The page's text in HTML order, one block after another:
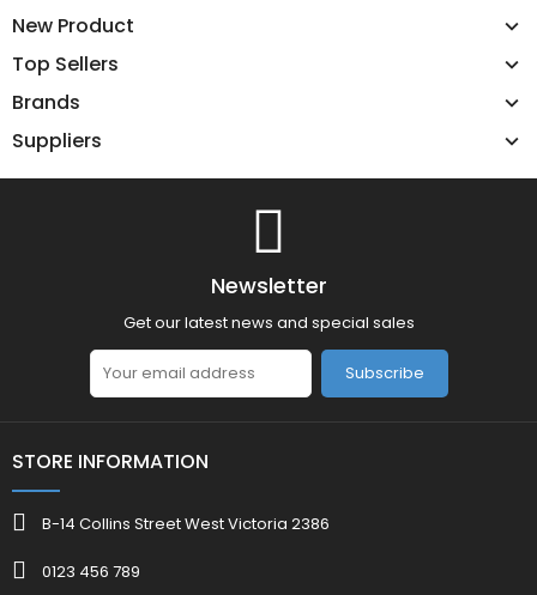
New Product
Top Sellers
Brands
Suppliers
Newsletter
Get our latest news and special sales
Subscribe
STORE INFORMATION
B-14 Collins Street West Victoria 2386
0123 456 789